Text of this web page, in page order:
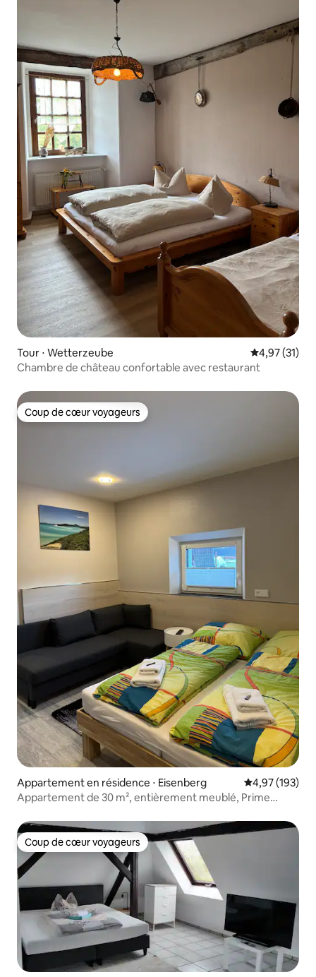
Tour ⋅ Wetterzeube Évaluation
4,97 (31)
Chambre de château confortable avec restaurant
Coup de cœur voyageurs
Coup de cœur voyageurs
Appartement en résidence ⋅ Eisenberg Évaluation
4,97 (193)
Appartement de 30 m², entièrement meublé, Prime
Coup de cœur voyageurs
Coup de cœur voyageurs